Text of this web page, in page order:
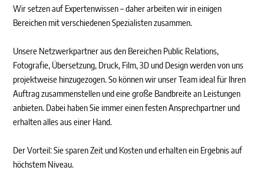
Wir setzen auf Expertenwissen – daher arbeiten wir in einigen
Bereichen mit verschiedenen Spezialisten zusammen.
Unsere Netzwerkpartner aus den Bereichen Public Relations,
Fotografie, Übersetzung, Druck, Film, 3D und Design werden von uns
projektweise hinzugezogen. So können wir unser Team ideal für Ihren
Auftrag zusammenstellen und eine große Bandbreite an Leistungen
anbieten. Dabei haben Sie immer einen festen Ansprechpartner und
erhalten alles aus einer Hand.
Der Vorteil: Sie sparen Zeit und Kosten und erhalten ein Ergebnis auf
höchstem Niveau.